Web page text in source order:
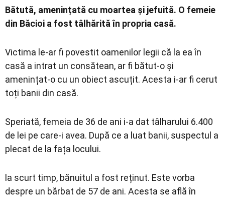
Bătută, amenințată cu moartea și jefuită. O femeie
din Băcioi a fost tâlhărită în propria casă.
Victima le-ar fi povestit oamenilor legii că la ea în
casă a intrat un consătean, ar fi bătut-o și
amenințat-o cu un obiect ascuțit. Acesta i-ar fi cerut
toți banii din casă.
Speriată, femeia de 36 de ani i-a dat tâlharului 6.400
de lei pe care-i avea. După ce a luat banii, suspectul a
plecat de la fața locului.
la scurt timp, bănuitul a fost reținut. Este vorba
despre un bărbat de 57 de ani. Acesta se află în